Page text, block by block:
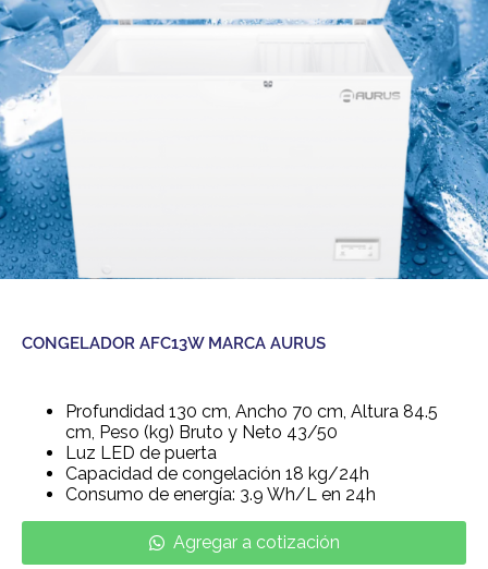
CONGELADOR AFC13W MARCA AURUS
Profundidad 130 cm, Ancho 70 cm, Altura 84.5
cm, Peso (kg) Bruto y Neto 43/50
Luz LED de puerta
Capacidad de congelación 18 kg/24h
Consumo de energía: 3.9 Wh/L en 24h
Agregar a cotización